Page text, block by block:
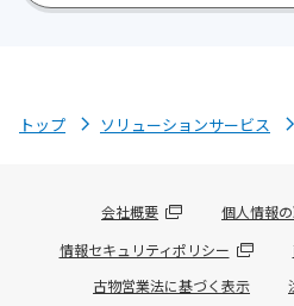
トップ ソリューションサービス
会社概要
個人情報
情報セキュリティポリシー
古物営業法に基づく表示